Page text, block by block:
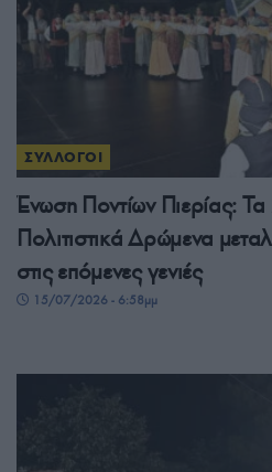
ΣΥΛΛΟΓΟΙ
Ένωση Ποντίων Πιερίας:
Πολιτιστικά Δρώμενα
στις επόμενες γενιές
15/07/2026 - 6:58μμ